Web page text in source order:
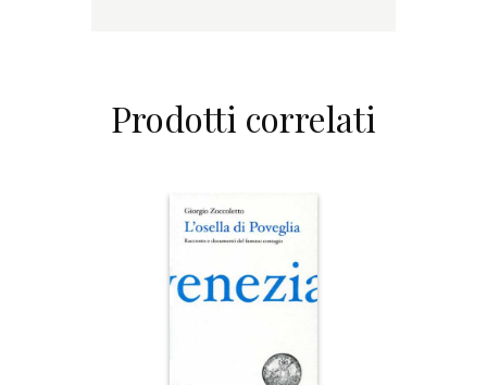
Prodotti correlati